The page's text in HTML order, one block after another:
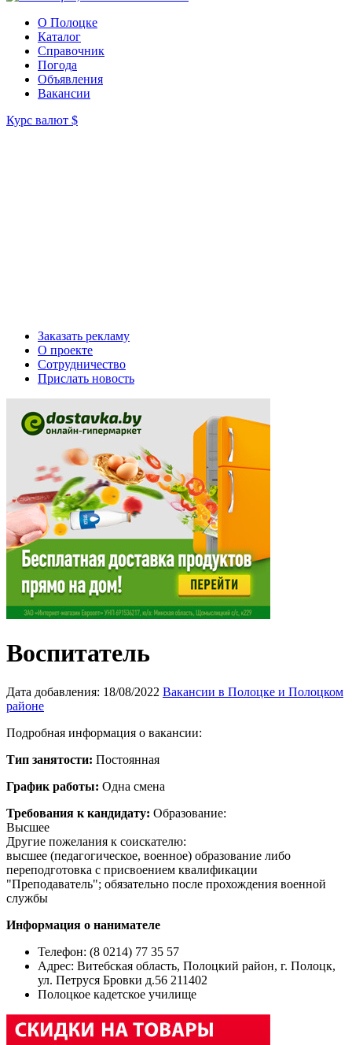
О Полоцке
Каталог
Справочник
Погода
Объявления
Вакансии
Курс валют $
Заказать рекламу
О проекте
Сотрудничество
Прислать новость
Воспитатель
Дата добавления: 18/08/2022 Вакансии в Полоцке и Полоцком
районе
Подробная информация о вакансии:
Тип занятости: Постоянная
График работы: Одна смена
Требования к кандидату: Образование:
Высшее
Другие пожелания к соискателю:
высшее (педагогическое, военное) образование либо
переподготовка с присвоением квалификации
"Преподаватель"; обязательно после прохождения военной
службы
Информация о нанимателе
Телефон: (8 0214) 77 35 57
Адрес: Витебская область, Полоцкий район, г. Полоцк,
ул. Петруся Бровки д.56 211402
Полоцкое кадетское училище